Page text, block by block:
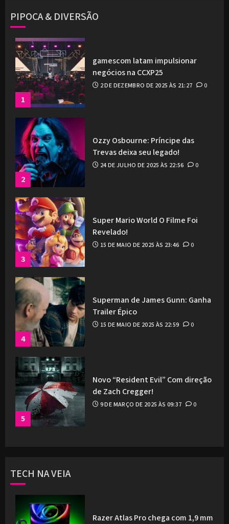
PIPOCA & DIVERSÃO
1
gamescom latam impulsionar
negócios na CCXP25
2 DE DEZEMBRO DE 2025 ÀS 21:27 0
2
Ozzy Osbourne: Príncipe das
Trevas deixa seu legado!
24 DE JULHO DE 2025 ÀS 22:56 0
3
Super Mario World O Filme Foi
Revelado!
15 DE MAIO DE 2025 ÀS 23:46 0
4
Superman de James Gunn: Ganha
Trailer Épico
15 DE MAIO DE 2025 ÀS 22:59 0
5
Novo “Resident Evil” Com direção
de Zach Cregger!
9 DE MARÇO DE 2025 ÀS 09:37 0
TECH NA VEIA
Razer Atlas Pro chega com 1,9 mm